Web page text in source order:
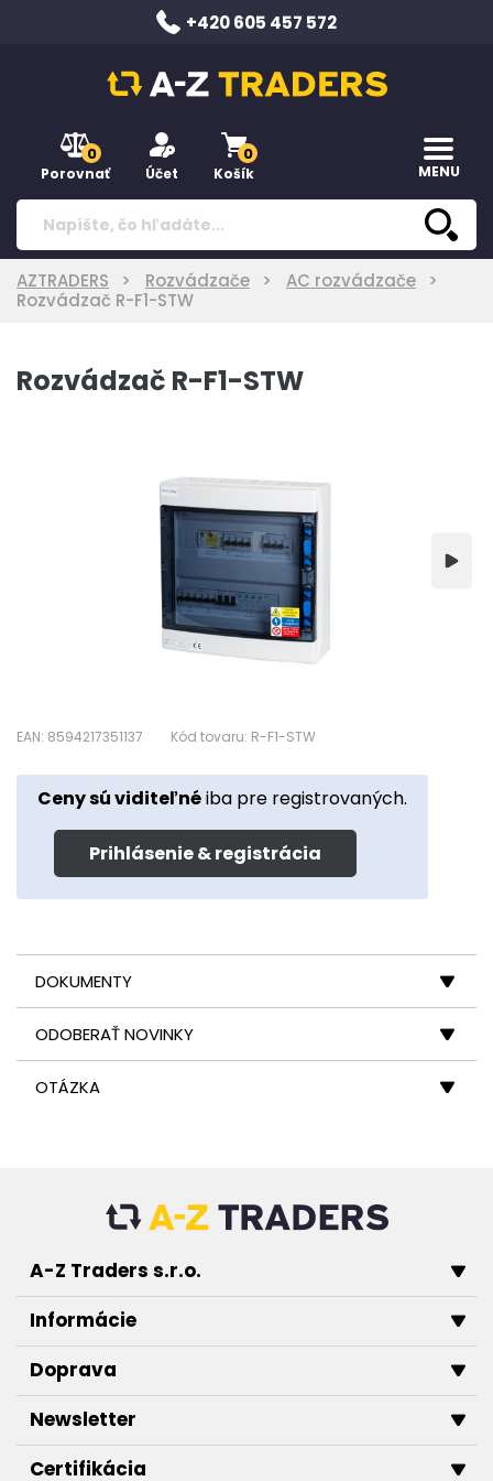
+420 605 457 572
0
Porovnať Účet
0
Košík MENU
AZTRADERS Rozvádzače
AC rozvádzače
Rozvádzač R-F1-STW
Rozvádzač R-F1-STW
EAN: 8594217351137 Kód tovaru: R-F1-STW
Ceny sú viditeľnéiba pre registrovaných.
Prihlásenie & registrácia
DOKUMENTY
ODOBERAŤ NOVINKY
OTÁZKA
A-Z Traders s.r.o.
Informácie
Doprava
Newsletter
Certifikácia